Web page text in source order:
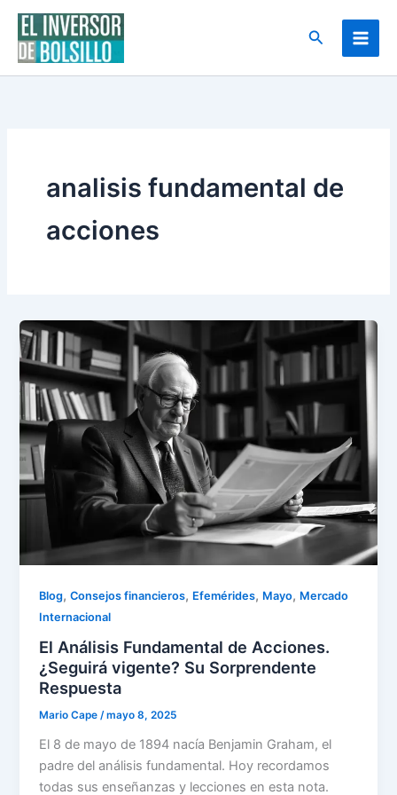
contenido
Buscar
analisis fundamental de
acciones
Blog,Consejos financieros, Efemérides, Mayo, Mercado
Internacional
El Análisis Fundamental de Acciones.
¿Seguirá vigente? Su Sorprendente
Respuesta
Mario Cape/mayo 8, 2025
El 8 de mayo de 1894 nacía Benjamin Graham, el
padre del análisis fundamental. Hoy recordamos
todas sus enseñanzas y lecciones en esta nota.